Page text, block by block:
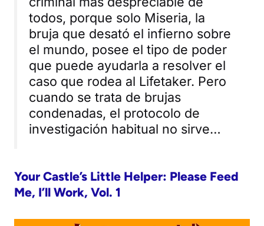
todos, porque solo Miseria, la
bruja que desató el infierno sobre
el mundo, posee el tipo de poder
que puede ayudarla a resolver el
caso que rodea al Lifetaker. Pero
cuando se trata de brujas
condenadas, el protocolo de
investigación habitual no sirve…
Your Castle’s Little Helper: Please Feed
Me, I’ll Work, Vol. 1